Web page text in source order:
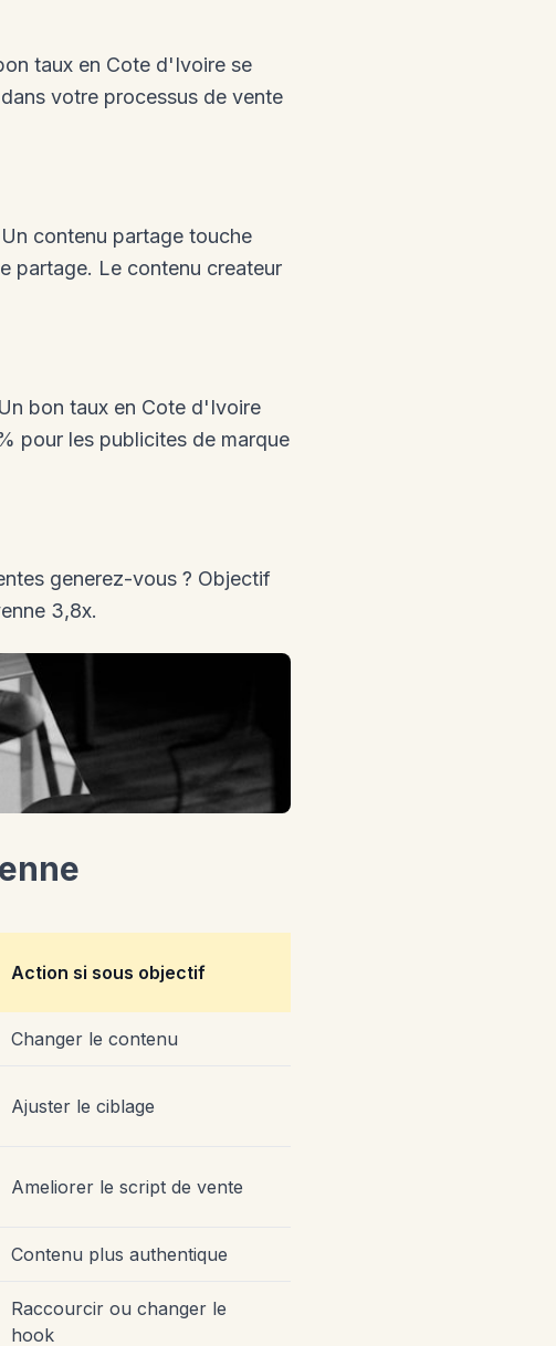
taux en Cote d'Ivoire se
votre processus de vente
contenu partage touche
partage. Le contenu createur
bon taux en Cote d'Ivoire
pour les publicites de marque
generez-vous ? Objectif
3,8x.
Action si sous objectif
Changer le contenu
Ajuster le ciblage
Ameliorer le script de vente
Contenu plus authentique
Raccourcir ou changer le
hook